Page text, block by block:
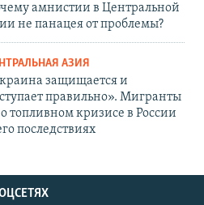
амнистии в Центральной
не панацея от проблемы?
АЗИЯ
защищается и
правильно». Мигранты
топливном кризисе в России
последствиях